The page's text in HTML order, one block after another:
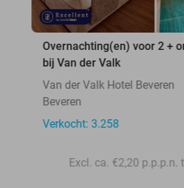
Overnachting(en) voor 2 +
bij Van der Valk
Van der Valk Hotel Beveren
Beveren
Verkocht: 3.258
Excl. ca. €2,20